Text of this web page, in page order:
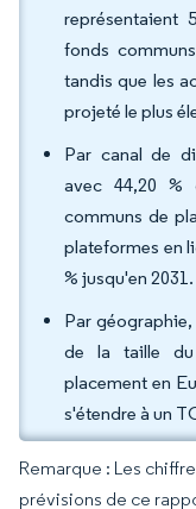
représentaient
fonds
tandis que les
projeté le plus
Par canal de
avec 44,20
communs de
plateformes en
% jusqu'en 2031.
Par géographie,
de la taille du
placement en
s'étendre à un
Remarque : Les
prévisions de ce